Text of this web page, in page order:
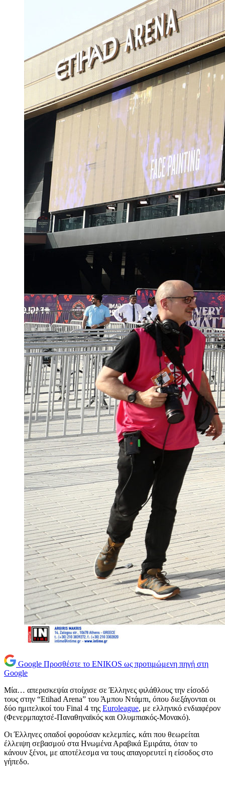
Google Προσθέστε το ENIKOS ως προτιμώμενη πηγή στη
Google
Μία… απερισκεψία στοίχισε σε Έλληνες φιλάθλους την είσοδό
τους στην “Etihad Arena” του Άμπου Ντάμπι, όπου διεξάγονται οι
δύο ημιτελικοί του Final 4 της Euroleague, με ελληνικό ενδιαφέρον
(Φενερμπαχτσέ-Παναθηναϊκός και Ολυμπιακός-Μονακό).
Οι Έλληνες οπαδοί φορούσαν κελεμπίες, κάτι που θεωρείται
έλλειψη σεβασμού στα Ηνωμένα Αραβικά Εμιράτα, όταν το
κάνουν ξένοι, με αποτέλεσμα να τους απαγορευτεί η είσοδος στο
γήπεδο.